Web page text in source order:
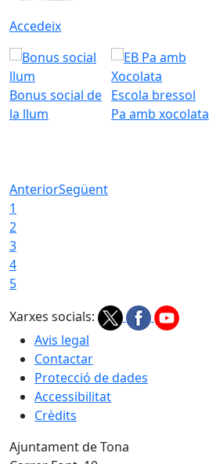
Accedeix
Bonus social de
la llum
Escola bressol
Pa amb xocolata
AnteriorSegüent
1
2
3
4
5
Xarxes socials:
Avis legal
Contactar
Protecció de dades
Accessibilitat
Crèdits
Ajuntament de Tona